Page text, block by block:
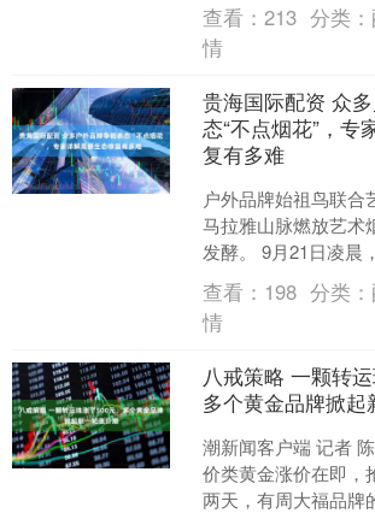
印度经济发展模式与
查看：213 分类：
情
贵海国际配资 众
态“不点烟花”，专
复有多难
户外品牌始祖鸟联合
马拉雅山脉燃放艺术
发酵。 9月21日凌晨
市发布情况通报称，
烟花秀视频在网络发
查看： 198 分类：
情
八戒策略 一颗转
多个黄金品牌掀起
潮新闻客户端 记者
价类黄金涨价在即，
两天，有周大福品牌